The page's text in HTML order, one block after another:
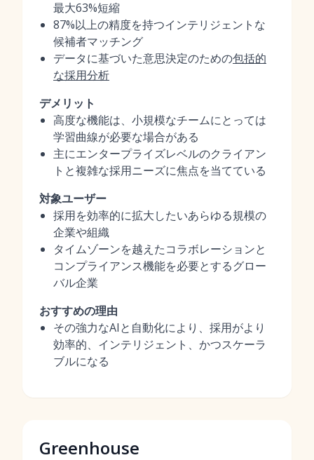
最大63%短縮
87%以上の精度を持つインテリジェントな
候補者マッチング
データに基づいた意思決定のための包括的
な採用分析
デメリット
高度な機能は、小規模なチームにとっては
学習曲線が必要な場合がある
主にエンタープライズレベルのクライアン
トと複雑な採用ニーズに焦点を当てている
対象ユーザー
採用を効率的に拡大したいあらゆる規模の
企業や組織
タイムゾーンを越えたコラボレーションと
コンプライアンス機能を必要とするグロー
バル企業
おすすめの理由
その強力なAIと自動化により、採用がより
効率的、インテリジェント、かつスケーラ
ブルになる
Greenhouse